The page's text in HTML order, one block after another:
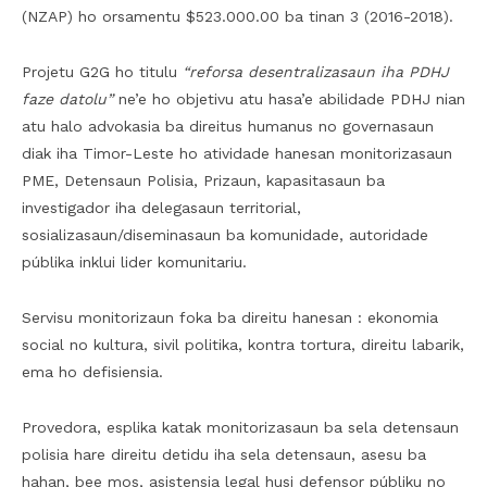
(NZAP) ho orsamentu $523.000.00 ba tinan 3 (2016-2018).
Projetu G2G ho titulu “reforsa desentralizasaun iha PDHJ
faze datolu”ne’e ho objetivu atu hasa’e abilidade PDHJ nian
atu halo advokasia ba direitus humanus no governasaun
diak iha Timor-Leste ho atividade hanesan monitorizasaun
PME, Detensaun Polisia, Prizaun, kapasitasaun ba
investigador iha delegasaun territorial,
sosializasaun/diseminasaun ba komunidade, autoridade
públika inklui lider komunitariu.
Servisu monitorizaun foka ba direitu hanesan : ekonomia
social no kultura, sivil politika, kontra tortura, direitu labarik,
ema ho defisiensia.
Provedora, esplika katak monitorizasaun ba sela detensaun
polisia hare direitu detidu iha sela detensaun, asesu ba
hahan, bee mos, asistensia legal husi defensor públiku no